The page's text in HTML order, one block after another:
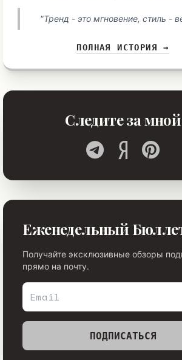
"Тренд - это мгновение, стиль -
ПОЛНАЯ ИСТОРИЯ →
Следите за мной
Еженедельный
Получайте эксклюзивные обзоры
прямо на почту.
ПОДПИСАТЬСЯ